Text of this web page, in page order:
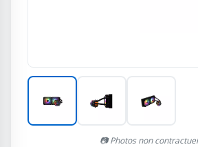
📷 Photos non